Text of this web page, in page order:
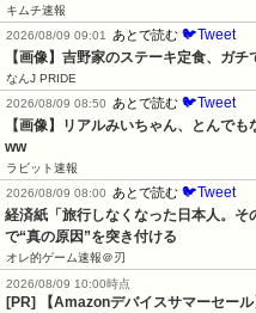
キムチ速報
2026/08/09 09:01
あとで読む 🐦Tweet
【画像】吉野家のステーキ定食、ガ
なんJ PRIDE
2026/08/09 08:50
あとで読む 🐦Tweet
【画像】リアルみいちゃん、とんで
ww
ラビット速報
2026/08/09 08:00
あとで読む 🐦Tweet
経済紙「旅行しなくなった日本人。
で“真の原因”を突き付ける
オレ的ゲーム速報＠刃
2026/08/09 10:00時点
[PR] 【Amazonデバイスサマーセー